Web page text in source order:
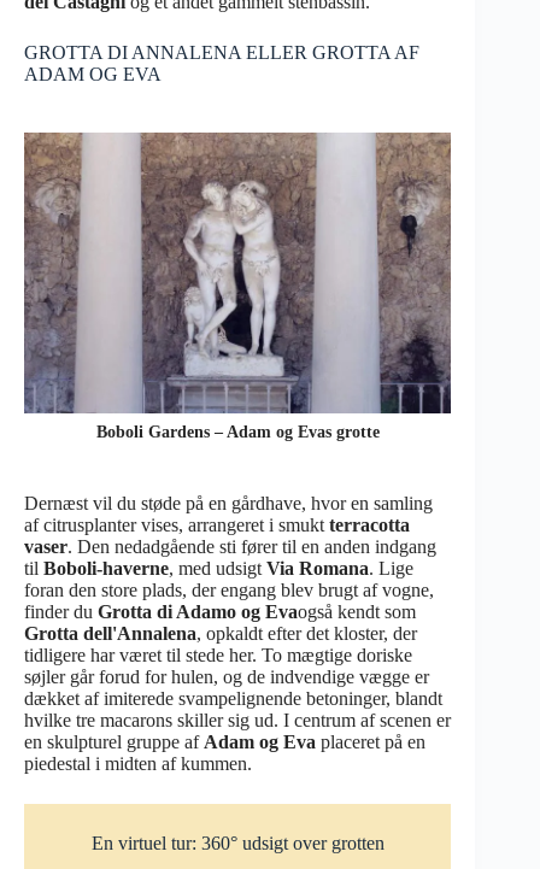
GROTTA DI ANNALENA ELLER GROTTA AF
ADAM OG EVA
Boboli Gardens – Adam og Evas grotte
Dernæst vil du støde på en gårdhave, hvor en samling
af citrusplanter vises, arrangeret i smukt terracotta
vaser. Den nedadgående sti fører til en anden indgang
til Boboli-haverne, med udsigt Via Romana. Lige
foran den store plads, der engang blev brugt af vogne,
finder du Grotta di Adamo og Evaogså kendt som
Grotta dell'Annalena, opkaldt efter det kloster, der
tidligere har været til stede her. To mægtige doriske
søjler går forud for hulen, og de indvendige vægge er
dækket af imiterede svampelignende betoninger, blandt
hvilke tre macarons skiller sig ud. I centrum af scenen er
en skulpturel gruppe af Adam og Eva placeret på en
piedestal i midten af kummen.
En virtuel tur: 360° udsigt over grotten